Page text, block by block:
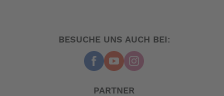
BESUCHE UNS AUCH BEI:
PARTNER